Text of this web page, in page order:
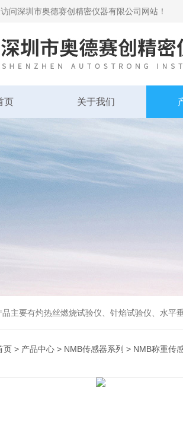
问深圳市奥德赛创精密仪器有限公司网站！
页 关于我们
要有灼热丝燃烧试验仪、针焰试验仪、水平垂直燃烧试验仪、漏电起痕试验仪、纺织品燃烧试验仪、防护服热传导试验仪、熔融滴落试验仪、建筑材料燃
页 > 产品中心 > NMB传感器系列 > NMB称重传